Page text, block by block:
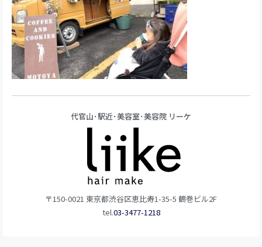
代官山･駅近･美容室･美容院 リーケ
〒150-0021 東京都渋谷区恵比寿1-35-5 鶴巻ビル2F
tel.03-3477-1218